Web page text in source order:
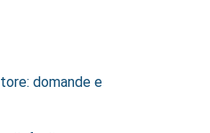
domande e